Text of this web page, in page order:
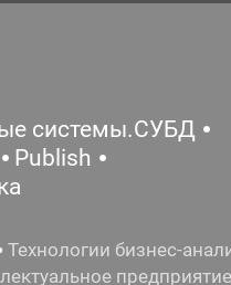
системы.СУБД
Publish
Технологии бизнес-
предприятие